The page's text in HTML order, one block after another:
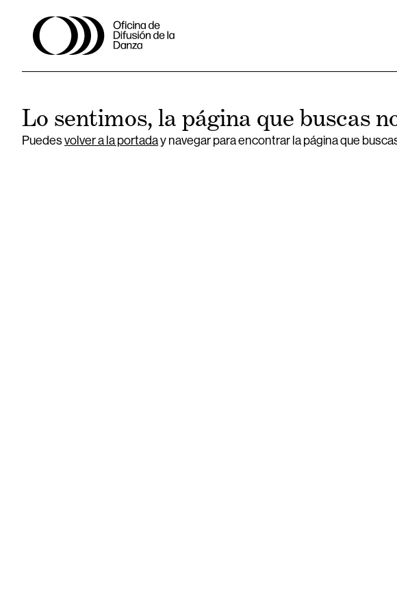
Lo sentimos, la página que buscas
Puedesvolver a la portaday navegar para encontrar la página que